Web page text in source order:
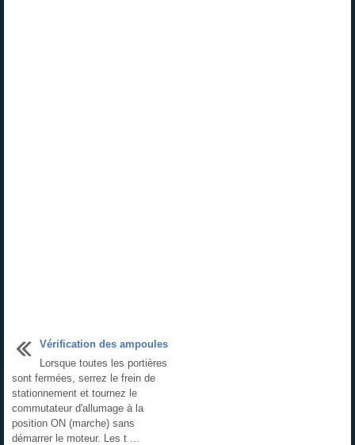
Vérification des ampoules
Lorsque toutes les portières
sont fermées, serrez le frein de
stationnement et tournez le
commutateur d'allumage à la
position ON (marche) sans
démarrer le moteur. Les t ...